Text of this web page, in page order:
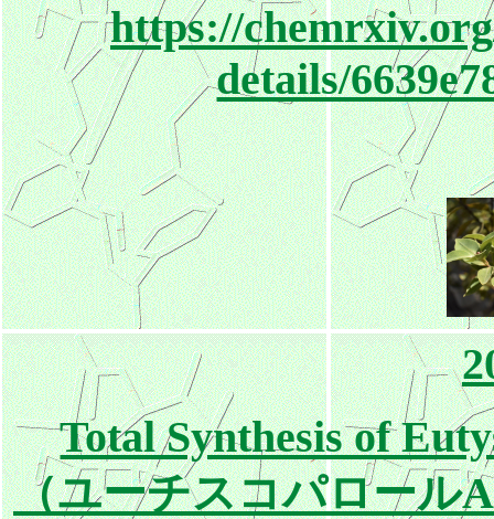
https://
details/
Total Synthesis of
（ユーチスコパロール